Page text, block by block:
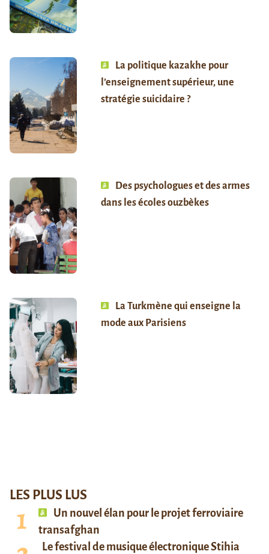
La politique kazakhe pour
l’enseignement supérieur, une
stratégie suicidaire ?
Des psychologues et des armes
dans les écoles ouzbèkes
La Turkmène qui enseigne la
mode aux Parisiens
LES PLUS LUS
Un nouvel élan pour le projet ferroviaire
transafghan
Le festival de musique électronique Stihia